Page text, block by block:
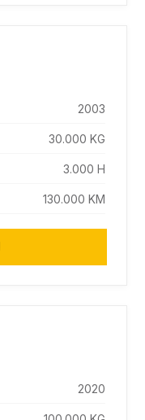
2003
30.000 KG
3.000 H
130.000 KM
2020